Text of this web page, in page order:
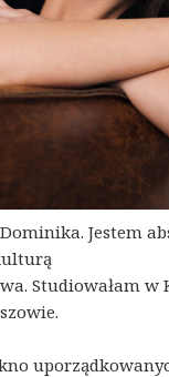
Jestem
Studiowałam w